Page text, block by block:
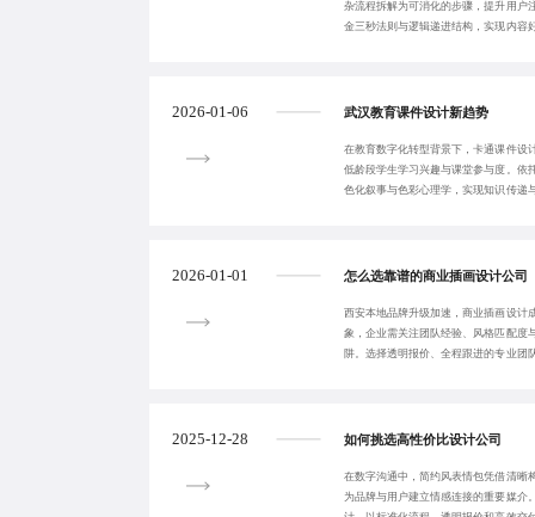
杂流程拆解为可消化的步骤，提升用户
金三秒法则与逻辑递进结构，实现内容
2026-01-06 武汉教育课件设计新趋势
在教育数字化转型背景下，卡通课件设
低龄段学生学习兴趣与课堂参与度。依
色化叙事与色彩心理学，实现知识传递
2026-01-01 怎么选靠谱的商业插画设计公司
西安本地品牌升级加速，商业插画设计
象，企业需关注团队经验、风格匹配度
阱。选择透明报价、全程跟进的专业团
2025-12-28 如何挑选高性价比设计公司
在数字沟通中，简约风表情包凭借清晰
为品牌与用户建立情感连接的重要媒介